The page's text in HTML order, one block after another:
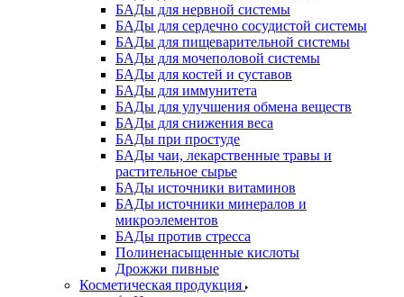
БАДы для нервной системы
БАДы для сердечно сосудистой системы
БАДы для пищеварительной системы
БАДы для мочеполовой системы
БАДы для костей и суставов
БАДы для иммунитета
БАДы для улучшения обмена веществ
БАДы для снижения веса
БАДы при простуде
БАДы чаи, лекарственные травы и
растительное сырье
БАДы источники витаминов
БАДы источники минералов и
микроэлементов
БАДы против стресса
Полиненасыщенные кислоты
Дрожжи пивные
Косметическая продукция